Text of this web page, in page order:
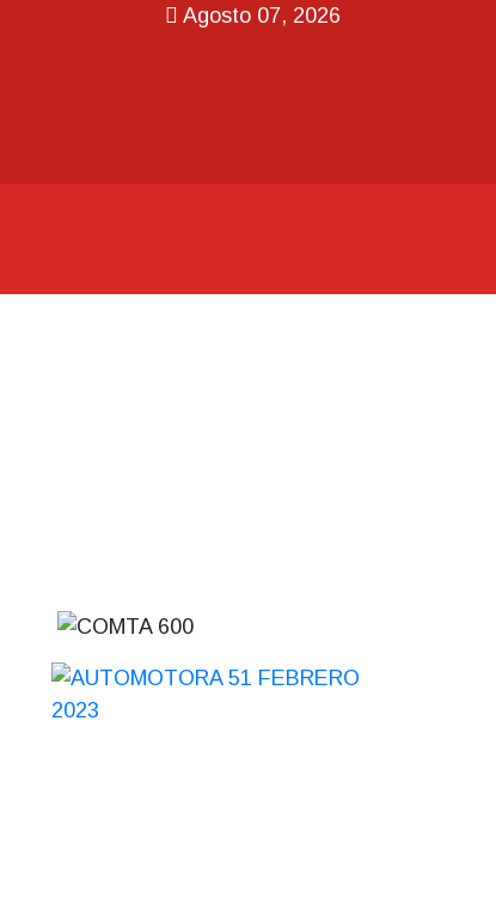
Agosto 07, 2026